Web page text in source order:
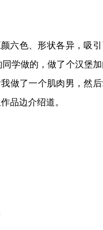
六色、形状各异，吸引
学做的，做了个汉堡
做了一个肌肉男，然
品边介绍道。